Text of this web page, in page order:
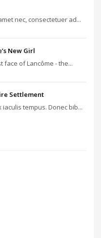
nec, consectetuer ad...
New Girl
face of Lancôme - the...
Settlement
tempus. Donec bib...